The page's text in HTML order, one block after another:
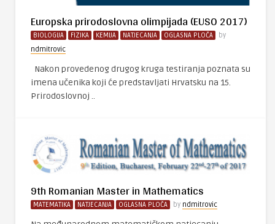
Europska prirodoslovna olimpijada (EUSO 2017)
BIOLOGIJA FIZIKA KEMIJA NATJECANJA OGLASNA PLOČA
by
ndmitrovic
Nakon provedenog drugog kruga testiranja poznata su
imena učenika koji će predstavljati Hrvatsku na 15.
Prirodoslovnoj ..
9th Romanian Master in Mathematics
MATEMATIKA NATJECANJA OGLASNA PLOČA by ndmitrovic